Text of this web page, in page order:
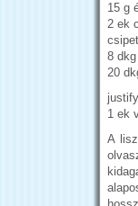
15 g
2 ek
8
20
1 ek
A